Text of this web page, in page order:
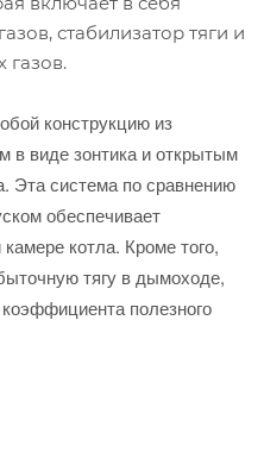
стабилизатор тяги и
газов.
конструкцию из
в виде зонтика и открытым
Эта система по сравнению
обеспечивает
котла. Кроме того,
тягу в дымоходе,
полезного